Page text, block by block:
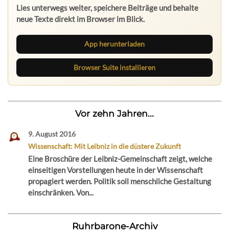
Lies unterwegs weiter, speichere Beiträge und behalte
neue Texte direkt im Browser im Blick.
App herunterladen
Browser Suite installieren
Vor zehn Jahren...
9. August 2016
Wissenschaft: Mit Leibniz in die düstere Zukunft
Eine Broschüre der Leibniz-Gemeinschaft zeigt, welche
einseitigen Vorstellungen heute in der Wissenschaft
propagiert werden. Politik soll menschliche Gestaltung
einschränken. Von...
Ruhrbarone-Archiv